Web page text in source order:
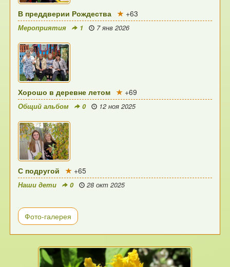
В преддверии Рождества +63
Мероприятия 1 7 янв 2026
Хорошо в деревне летом +69
Общий альбом 0 12 ноя 2025
С подругой +65
Наши дети 0 28 окт 2025
Фото-галерея